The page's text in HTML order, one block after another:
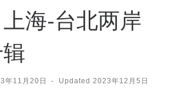
海-台北两岸
年11月20日 - Updated2023年12月5日